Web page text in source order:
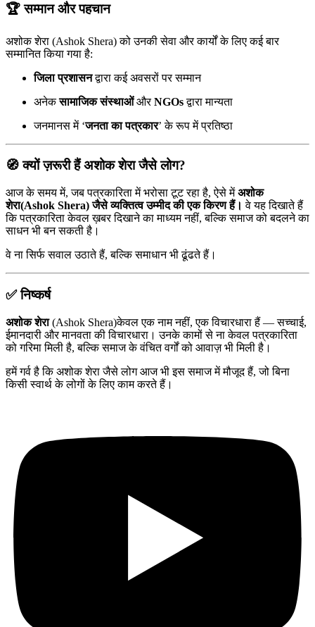
🏆सम्मान और पहचान
अशोक शेरा (Ashok Shera) को उनकी सेवा और कार्यों के लिए कई बार
सम्मानित किया गया है:
जिला प्रशासनद्वारा कई अवसरों पर सम्मान
अनेकसामाजिक संस्थाओंऔरNGOsद्वारा मान्यता
जनमानस में ‘जनता का पत्रकार’ के रूप में प्रतिष्ठा
🧭क्यों ज़रूरी हैं अशोक शेरा जैसे लोग?
आज के समय में, जब पत्रकारिता में भरोसा टूट रहा है, ऐसे मेंअशोक
शेरा(Ashok Shera) जैसे व्यक्तित्व उम्मीद की एक किरण हैं। वे यह दिखाते हैं
कि पत्रकारिता केवल ख़बर दिखाने का माध्यम नहीं, बल्कि समाज को बदलने का
साधन भी बन सकती है।
वे ना सिर्फ सवाल उठाते हैं, बल्कि समाधान भी ढूंढते हैं।
✅निष्कर्ष
अशोक शेरा(Ashok Shera)केवल एक नाम नहीं, एक विचारधारा हैं — सच्चाई,
ईमानदारी और मानवता की विचारधारा। उनके कामों से ना केवल पत्रकारिता
को गरिमा मिली है, बल्कि समाज के वंचित वर्गों को आवाज़ भी मिली है।
हमें गर्व है कि अशोक शेरा जैसे लोग आज भी इस समाज में मौजूद हैं, जो बिना
किसी स्वार्थ के लोगों के लिए काम करते हैं।